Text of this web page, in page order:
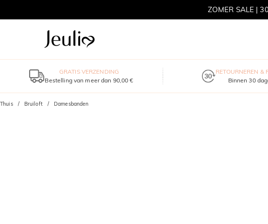
ZOMER SALE |
MOVE MY
GRATIS VERZENDING
Bestelling van meer dan 90,00 €
RETOURNEREN &
Binnen 30
Thuis Bruiloft Damesbanden